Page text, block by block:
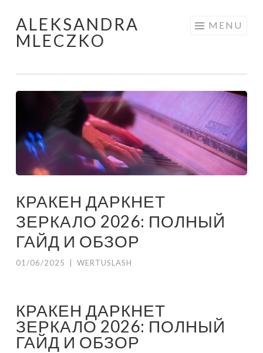
Skip to content
ALEKSANDRA
MLECZKO
MENU
КРАКЕН ДАРКНЕТ
ЗЕРКАЛО 2026: ПОЛНЫЙ
ГАЙД И ОБЗОР
01/06/2025 WERTUSLASH
КРАКЕН ДАРКНЕТ
ЗЕРКАЛО 2026: ПОЛНЫЙ
ГАЙД И ОБЗОР